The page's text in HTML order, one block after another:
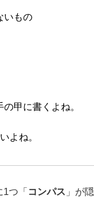
いもの
の甲に書くよね。
よね。
つ「 コンパス 」が隠